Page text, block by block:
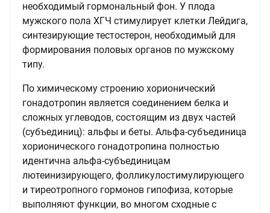
необходимый гормональный фон. У плода
мужского пола ХГЧ стимулирует клетки Лейдига,
синтезирующие тестостерон, необходимый для
формирования половых органов по мужскому
типу.
По химическому строению хорионический
гонадотропин является соединением белка и
сложных углеводов, состоящим из двух частей
(субъединиц): альфы и беты. Альфа-субъединица
хорионического гонадотропина полностью
идентична альфа-субъединицам
лютеинизирующего, фолликулостимулирующего
и тиреотропного гормонов гипофиза, которые
выполняют функции, во многом сходные с